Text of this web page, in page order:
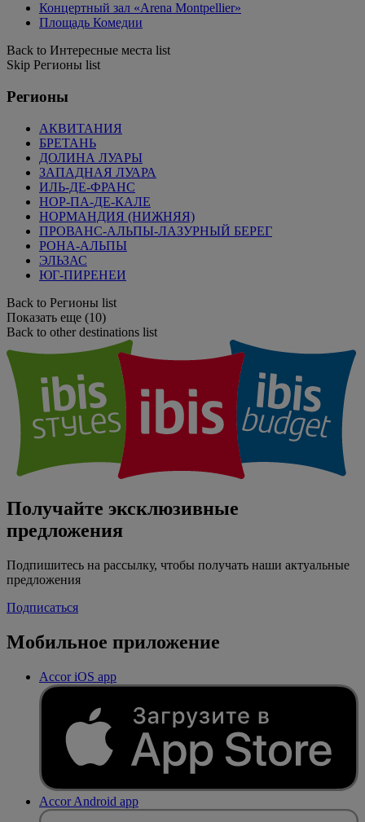
Концертный зал «Arena Montpellier»
Площадь Комедии
Back to Интересные места list
Skip Регионы list
Регионы
АКВИТАНИЯ
БРЕТАНЬ
ДОЛИНА ЛУАРЫ
ЗАПАДНАЯ ЛУАРА
ИЛЬ-ДЕ-ФРАНС
НОР-ПА-ДЕ-КАЛЕ
НОРМАНДИЯ (НИЖНЯЯ)
ПРОВАНС-АЛЬПЫ-ЛАЗУРНЫЙ БЕРЕГ
РОНА-АЛЬПЫ
ЭЛЬЗАС
ЮГ-ПИРЕНЕИ
Back to Регионы list
Показать еще (10)
Back to other destinations list
Получайте эксклюзивные
предложения
Подпишитесь на рассылку, чтобы получать наши актуальные
предложения
Подписаться
Мобильное приложение
Accor iOS app
Accor Android app